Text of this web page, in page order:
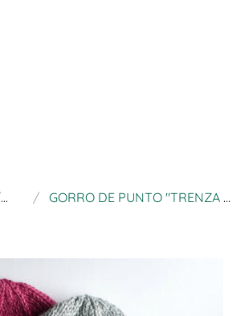
DYCASGORRO DE PUNTO "TRENZA LATERAL", PARA AGUJAS RECTAS